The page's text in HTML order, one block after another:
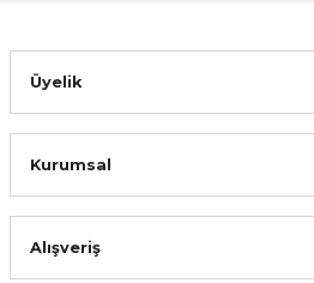
Üyelik
Kurumsal
Alışveriş